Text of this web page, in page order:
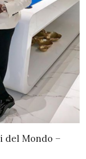
del Mondo –